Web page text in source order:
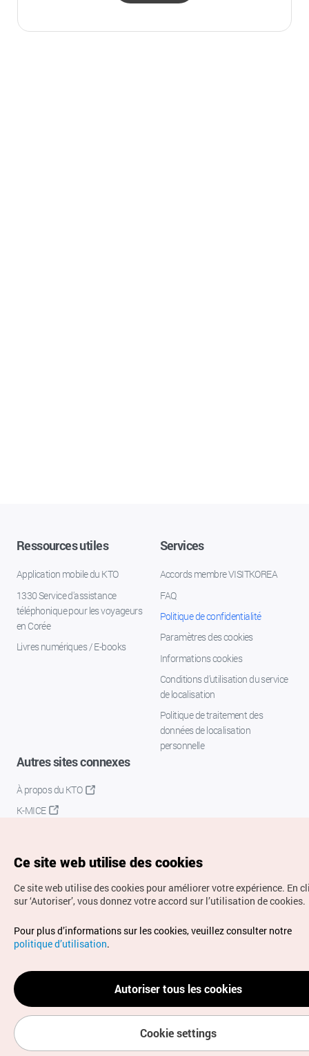
Ressources utiles
Application mobile du KTO
1330 Service d'assistance
téléphonique pour les voyageurs
en Corée
Livres numériques / E-books
Services
Accords membre VISITKOREA
FAQ
Politique de confidentialité
Paramètres des cookies
Informations cookies
Conditions d’utilisation du service
de localisation
Politique de traitement des
données de localisation
personnelle
Autres sites connexes
À propos du KTO
K-MICE
Droits d’auteur (c) Office National du Tourisme en Corée.
Tous droits réservés.
Pour les rapports d'erreurs et demandes de renseignements,
adressez vos demandes à
info.ontc@gmail.com
Ce site web utilise des cookies
Ce site web utilise des cookies pour améliorer votre expérience. En
sur ‘Autoriser’, vous donnez votre accord sur l’utilisation de cookies.
Pour plus d’informations sur les cookies, veuillez consulter notre
politique d’utilisation.
Autoriser tous les cookies
Cookie settings